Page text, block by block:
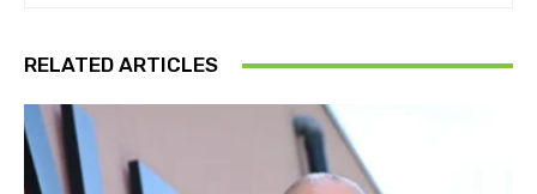
RELATED ARTICLES